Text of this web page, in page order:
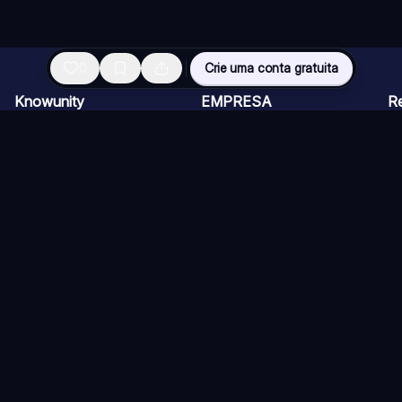
Crie uma conta gratuita
Knowunity EMPRESA